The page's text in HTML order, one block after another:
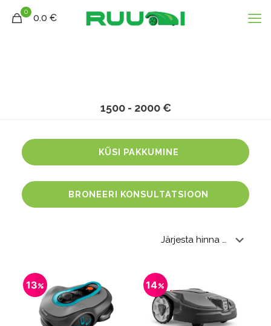
0
0.0 €
1500 - 2000 €
KÜSI PAKKUMINE
BRONEERI KONSULTATSIOON
13 14